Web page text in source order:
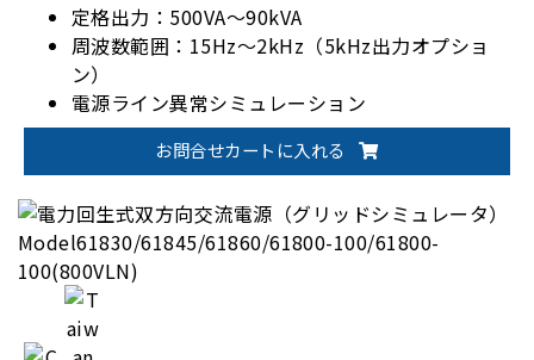
定格出力：500VA～90kVA
周波数範囲：15Hz～2kHz（5kHz出力オプショ
ン）
電源ライン異常シミュレーション
高調波および次数間高調波機能
IEC 61000-4-11、14、28、29準拠試験対応
お問合せカートに入れる